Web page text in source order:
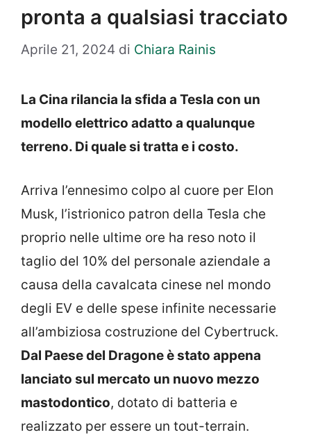
pronta a qualsiasi tracciato
Aprile 21, 2024 di Chiara Rainis
La Cina rilancia la sfida a Tesla con un
modello elettrico adatto a qualunque
terreno. Di quale si tratta e i costo.
Arriva l’ennesimo colpo al cuore per Elon
Musk, l’istrionico patron della Tesla che
proprio nelle ultime ore ha reso noto il
taglio del 10% del personale aziendale a
causa della cavalcata cinese nel mondo
degli EV e delle spese infinite necessarie
all’ambiziosa costruzione del Cybertruck.
Dal Paese del Dragone è stato appena
lanciato sul mercato un nuovo mezzo
mastodontico, dotato di batteria e
realizzato per essere un tout-terrain.